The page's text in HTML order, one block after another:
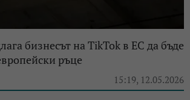
бизнесът на TikTok в ЕС да бъде
ръце
15:19, 12.05.2026